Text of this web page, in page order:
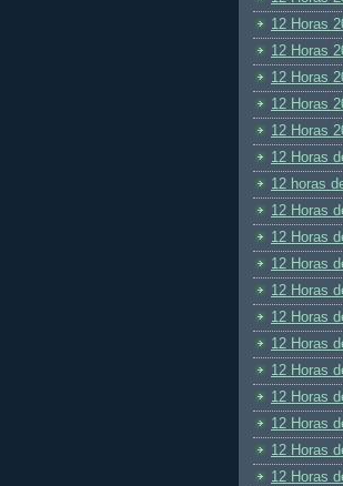
12 Horas
12 Horas
12 Horas
12 Horas
12 Horas
12 Horas
12 horas
12 Horas
12 Horas
12 Horas
12 Horas
12 Horas
12 Horas
12 Horas
12 Horas
12 Horas
12 Horas
12 Horas